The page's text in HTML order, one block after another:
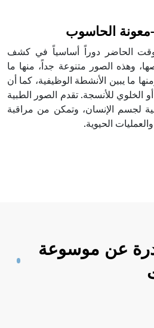
الحاسوب
الحاضر دوراً أساسياً في كشف
وهذه الصور متنوعة جداً، منها ما
ما يبين الأنشطة الوظيفية، كما أن
الخلوي للأنسجة. تقدم الصور الطبية
لجسم الإنسان، وتمكن من مراقبة
الحيوية.
عن موسوعة